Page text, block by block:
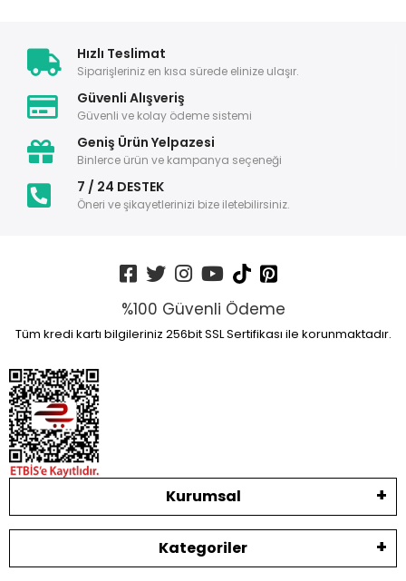
Hızlı Teslimat
Siparişleriniz en kısa sürede elinize ulaşır.
Güvenli Alışveriş
Güvenli ve kolay ödeme sistemi
Geniş Ürün Yelpazesi
Binlerce ürün ve kampanya seçeneği
7 / 24 DESTEK
Öneri ve şikayetlerinizi bize iletebilirsiniz.
%100 Güvenli Ödeme
Tüm kredi kartı bilgileriniz 256bit SSL Sertifikası ile korunmaktadır.
Kurumsal
Kategoriler